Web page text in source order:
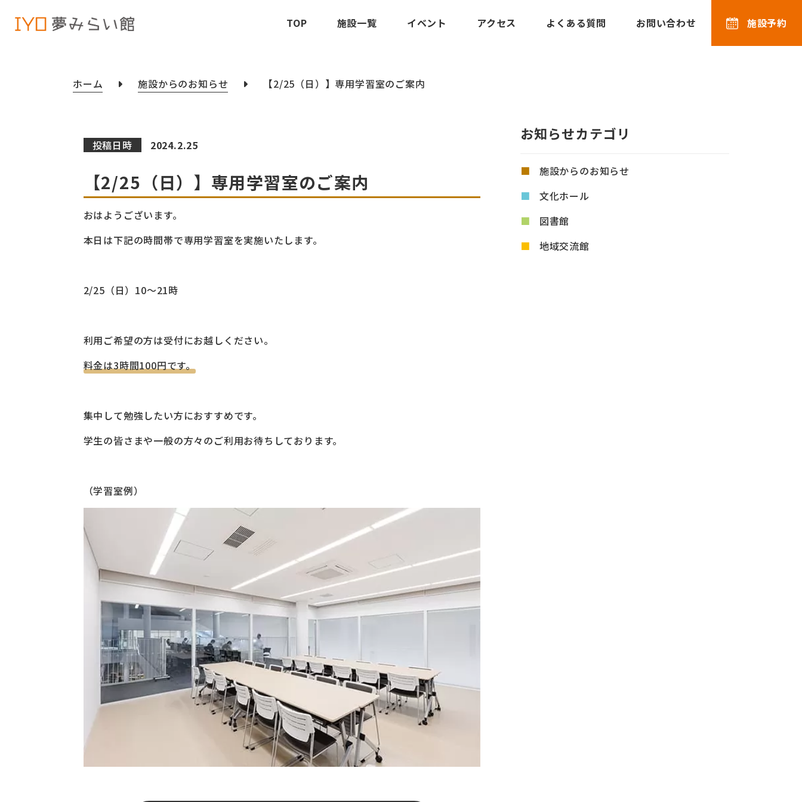
TOP 施設一覧 イベント アクセス よくある質問 お問い合わせ 施設予約
ホーム 施設からのお知らせ 【2/25（日）】専用学習室のご案内
投稿日時 2024.2.25
【2/25（日）】専用学習室のご案内
おはようございます。
本日は下記の時間帯で専用学習室を実施いたします。
2/25（日）10～21時
利用ご希望の方は受付にお越しください。
料金は3時間100円です。
集中して勉強したい方におすすめです。
学生の皆さまや一般の方々のご利用お待ちしております。
（学習室例）
お知らせカテゴリ
施設からのお知らせ
文化ホール
図書館
地域交流館